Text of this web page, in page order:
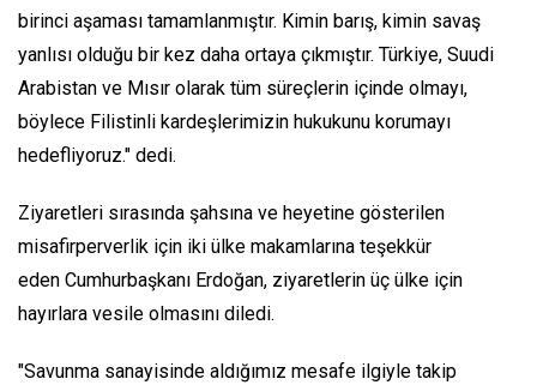
birinci aşaması tamamlanmıştır. Kimin barış, kimin savaş
yanlısı olduğu bir kez daha ortaya çıkmıştır. Türkiye, Suudi
Arabistan ve Mısır olarak tüm süreçlerin içinde olmayı,
böylece Filistinli kardeşlerimizin hukukunu korumayı
hedefliyoruz." dedi.
Ziyaretleri sırasında şahsına ve heyetine gösterilen
misafirperverlik için iki ülke makamlarına teşekkür
eden Cumhurbaşkanı Erdoğan, ziyaretlerin üç ülke için
hayırlara vesile olmasını diledi.
"Savunma sanayisinde aldığımız mesafe ilgiyle takip